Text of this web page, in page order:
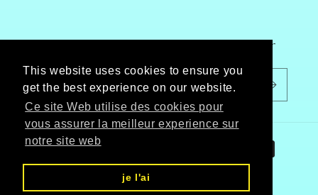
This website uses cookies to ensure you
get the best experience on our website.
Ce site Web utilise des cookies pour
vous assurer la meilleur experience sur
notre site web
je l'ai
Inscrivez-vous à notre newsletter
E-mail
Moyens
de